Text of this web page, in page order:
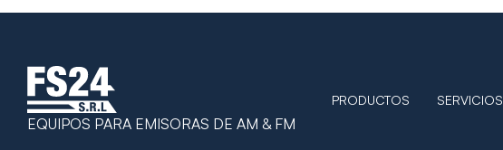
EQUIPOS PARA EMISORAS DE AM & FM
PRODUCTOS SERVICIOS